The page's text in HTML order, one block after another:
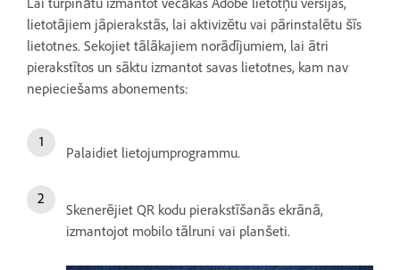
Lai turpinātu izmantot vecākas Adobe lietotņu versijas,
lietotājiem jāpierakstās, lai aktivizētu vai pārinstalētu šīs
lietotnes. Sekojiet tālākajiem norādījumiem, lai ātri
pierakstītos un sāktu izmantot savas lietotnes, kam nav
nepieciešams abonements:
Palaidiet lietojumprogrammu.
Skenerējiet QR kodu pierakstīšanās ekrānā,
izmantojot mobilo tālruni vai planšeti.